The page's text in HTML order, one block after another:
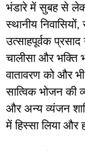
भंडारे में सुबह से
स्थानीय
उत्साहपूर्वक
चालीसा और भक्ति
वातावरण को और
सात्विक भोजन की
और अन्य व्यंजन
में हिस्सा लिया और